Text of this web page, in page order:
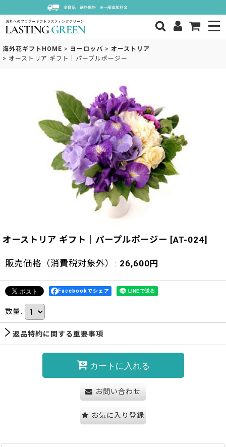
海外花ギフトHOME > ヨーロッパ > オーストリア
> オーストリア ギフト｜パープルポージー
オーストリア ギフト｜パープルポージー [AT-024]
販売価格（消費税対象外） : 26,600 円
Facebookでシェア
数量:
返品特約に関する重要事項
カートに入れる
お問い合わせ
お気に入り登録